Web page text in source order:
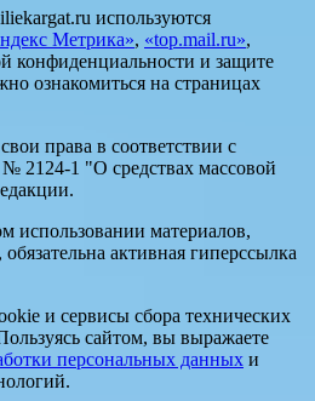
используются
Метрика», «top.mail.ru»,
конфиденциальности и защите
ознакомиться на страницах
права в соответствии с
2124-1 "О средствах массовой
использовании материалов,
активная гиперссылка
и сервисы сбора технических
сайтом, вы выражаете
персональных данных и